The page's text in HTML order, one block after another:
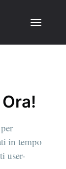
in tempo
user-